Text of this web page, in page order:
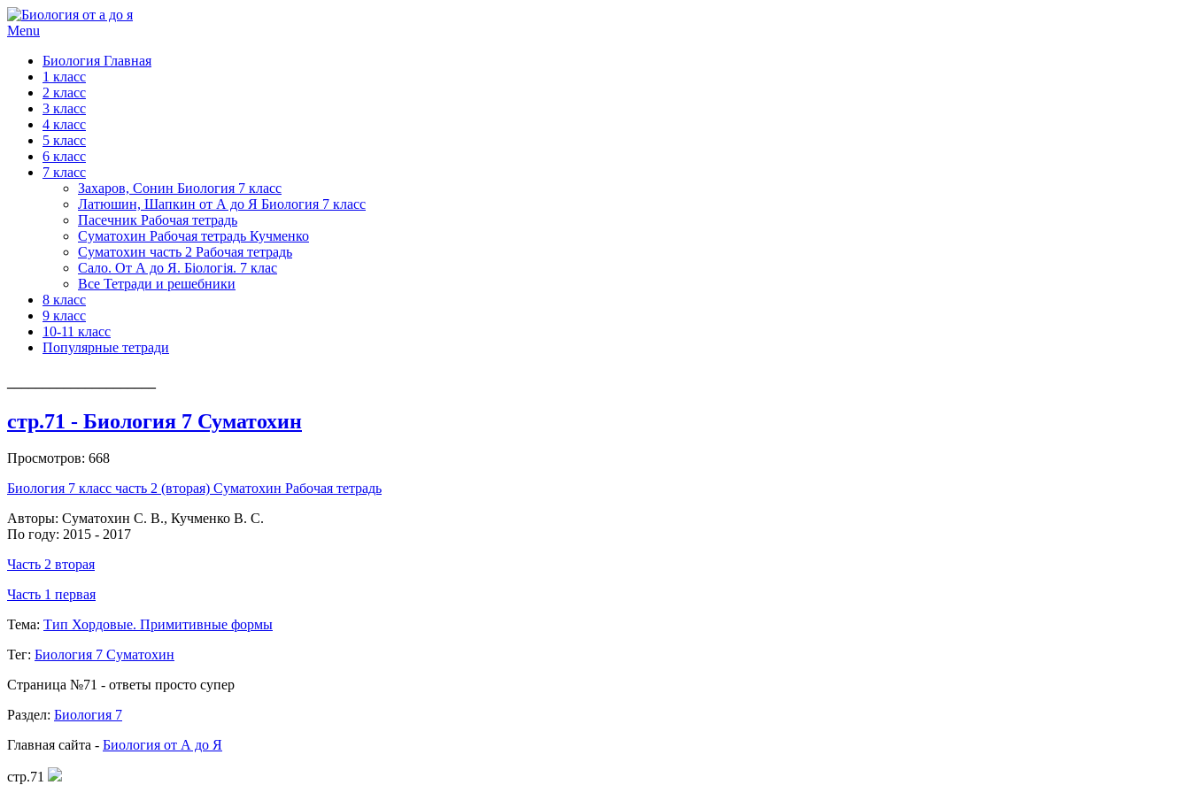
Menu
Биология Главная
1 класс
2 класс
3 класс
4 класс
5 класс
6 класс
7 класс
Захаров, Сонин Биология 7 класс
Латюшин, Шапкин от А до Я Биология 7 класс
Пасечник Рабочая тетрадь
Суматохин Рабочая тетрадь Кучменко
Суматохин часть 2 Рабочая тетрадь
Сало. От А до Я. Біологія. 7 клас
Все Тетради и решебники
8 класс
9 класс
10-11 класс
Популярные тетради
стр.71 - Биология 7 Суматохин
Просмотров: 668
Биология 7 класс часть 2 (вторая) Суматохин Рабочая тетрадь
Авторы: Суматохин С. В., Кучменко В. С.
По году: 2015 - 2017
Часть 2 вторая
Часть 1 первая
Тема: Тип Хордовые. Примитивные формы
Тег: Биология 7 Суматохин
Страница №71 - ответы просто супер
Раздел: Биология 7
Главная сайта - Биология от А до Я
стр.71